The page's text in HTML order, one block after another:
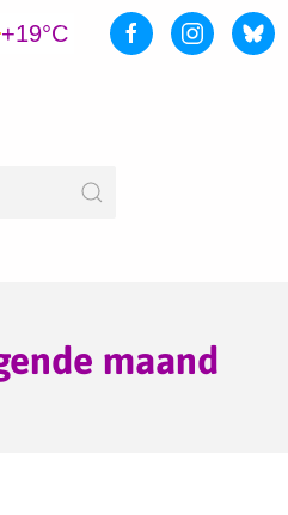
+19°C
maand